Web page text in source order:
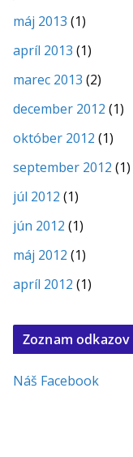
máj 2013 (1)
apríl 2013 (1)
marec 2013 (2)
december 2012 (1)
október 2012 (1)
september 2012 (1)
júl 2012 (1)
jún 2012 (1)
máj 2012 (1)
apríl 2012 (1)
Zoznam odkazov
Náš Facebook